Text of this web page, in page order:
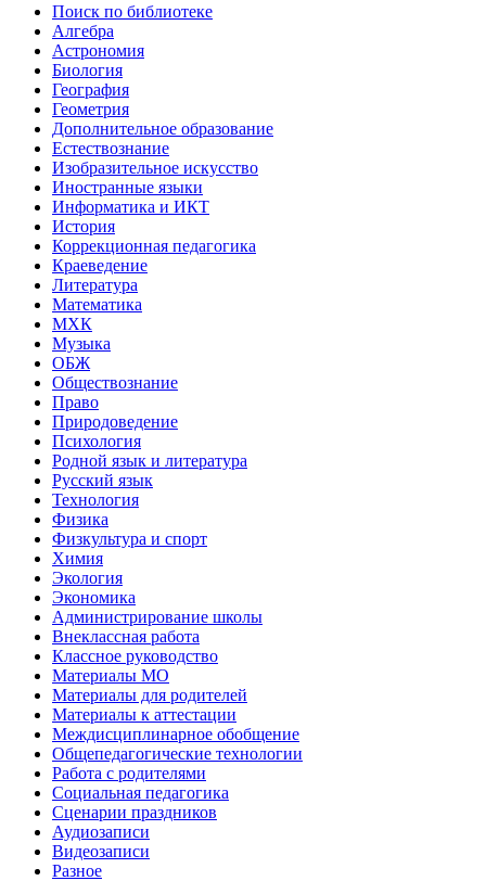
Поиск по библиотеке
Алгебра
Астрономия
Биология
География
Геометрия
Дополнительное образование
Естествознание
Изобразительное искусство
Иностранные языки
Информатика и ИКТ
История
Коррекционная педагогика
Краеведение
Литература
Математика
МХК
Музыка
ОБЖ
Обществознание
Право
Природоведение
Психология
Родной язык и литература
Русский язык
Технология
Физика
Физкультура и спорт
Химия
Экология
Экономика
Администрирование школы
Внеклассная работа
Классное руководство
Материалы МО
Материалы для родителей
Материалы к аттестации
Междисциплинарное обобщение
Общепедагогические технологии
Работа с родителями
Социальная педагогика
Сценарии праздников
Аудиозаписи
Видеозаписи
Разное